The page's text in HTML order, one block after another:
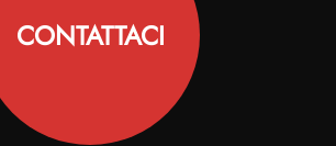
CONTATTACI